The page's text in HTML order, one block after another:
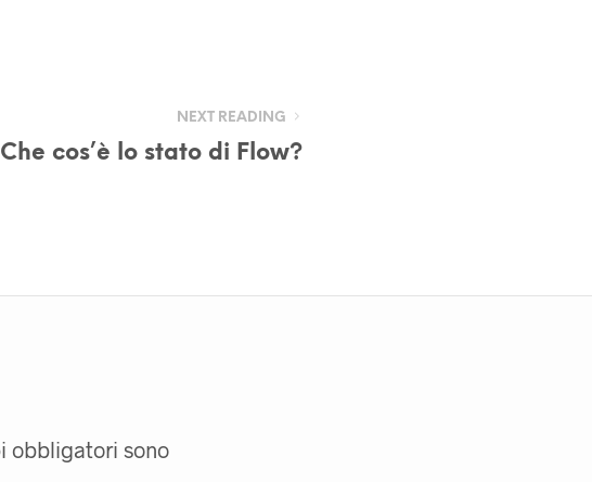
NEXT READING
Che cos’è lo stato di Flow?
obbligatori sono